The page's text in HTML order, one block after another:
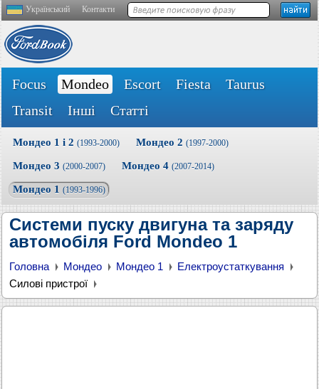
Український Контакти
Focus Mondeo Escort Fiesta
Taurus
Transit
Інші Статті
Мондео 1 і 2 (1993-2000) Мондео 2 (1997-2000)
Мондео 3 (2000-2007) Мондео 4 (2007-2014)
Мондео 1 (1993-1996)
Системи пуску двигуна та заряду
автомобіля Ford Mondeo 1
Головна Мондео Мондео 1
Електроустаткування
Силові пристрої